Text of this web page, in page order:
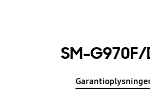
SM-G970F/